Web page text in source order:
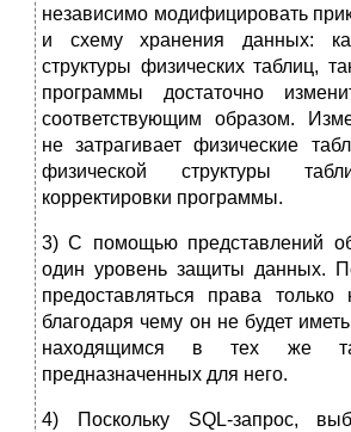
независимо модифицировать
и схему хранения данных:
структуры физических таблиц,
программы достаточно
соответствующим образом.
не затрагивает физические
физической структуры
корректировки программы.
3) С помощью представлений
один уровень защиты данных.
предоставляться права только
благодаря чему он не будет
находящимся в тех же
предназначенных для него.
4) Поскольку SQL-запрос,